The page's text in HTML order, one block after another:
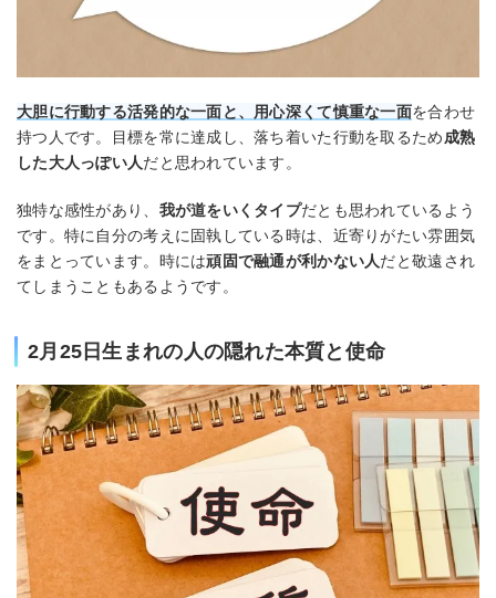
大胆に行動する活発的な一面と、用心深くて慎重な一面を合わせ
持つ人です。目標を常に達成し、落ち着いた行動を取るため成熟
した大人っぽい人だと思われています。
独特な感性があり、 我が道をいくタイプだとも思われているよう
です。特に自分の考えに固執している時は、近寄りがたい雰囲気
をまとっています。時には頑固で融通が利かない人だと敬遠され
てしまうこともあるようです。
2月25日生まれの人の隠れた本質と使命